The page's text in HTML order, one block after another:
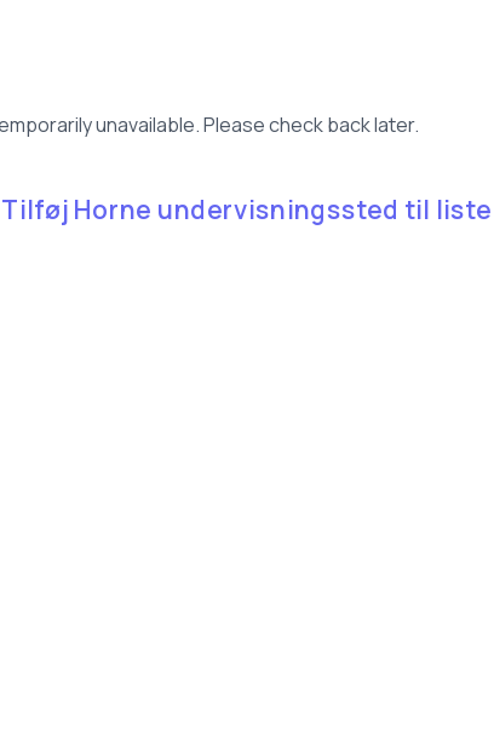
unavailable. Please check back later.
Tilføj Horne undervisningssted til liste